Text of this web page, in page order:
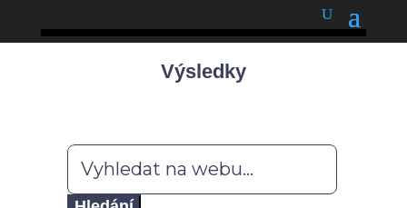
Výsledky
Hledat: